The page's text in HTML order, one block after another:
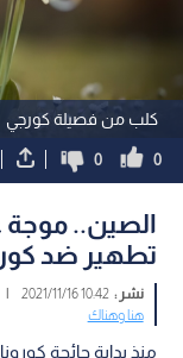
كلب من فصيلة كورجي
0
0
الصين..
تطهير ضد
نشر :10:42 2021/11/16
|
هنا وهناك
منذ بداية جائحة